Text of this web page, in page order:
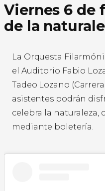
Viernes 6 de
de la
La Orquesta
el Auditorio Fabio
Tadeo Lozano (Carrera
asistentes podrán
celebra la naturaleza,
mediante boletería.